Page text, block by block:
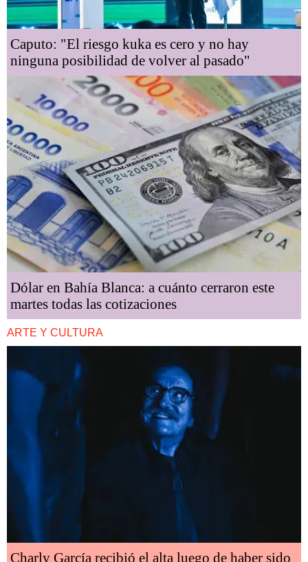
Caputo: "El riesgo kuka es cero y no hay
ninguna posibilidad de volver al pasado"
Dólar en Bahía Blanca: a cuánto cerraron este
martes todas las cotizaciones
ARTE Y CULTURA
Charly García recibió el alta luego de haber sido